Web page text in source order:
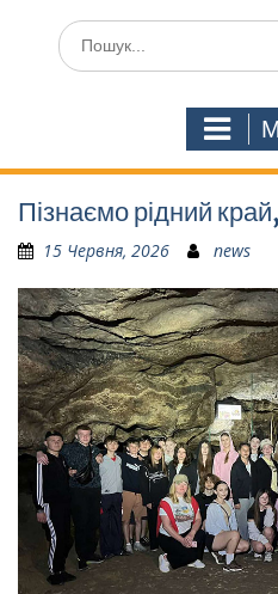
Шукати:
Пізнаємо рідний
15 Червня, 2026 news